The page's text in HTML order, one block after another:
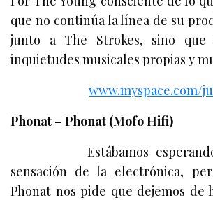
que no continúa la línea de su
junto a The Strokes, sino
inquietudes musicales propias y
www.myspace.com/
Phonat – Phonat (Mofo Hifi)
Estábamos
sensación de la electrónica,
Phonat nos pide que dejemos de